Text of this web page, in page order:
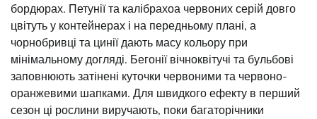
бордюрах. Петунії та калібрахоа червоних серій довго
цвітуть у контейнерах і на передньому плані, а
чорнобривці та цинії дають масу кольору при
мінімальному догляді. Бегонії вічноквітучі та бульбові
заповнюють затінені куточки червоними та червоно-
оранжевими шапками. Для швидкого ефекту в перший
сезон ці рослини виручають, поки багаторічники